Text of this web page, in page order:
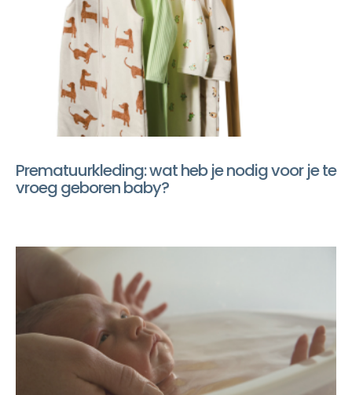
Prematuurkleding: wat heb je nodig voor je te
vroeg geboren baby?